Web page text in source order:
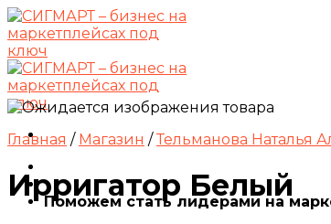
Skip
to
content
Поможем стать лидерами на
Главная / Магазин / Тельманова Наталья
Ирригатор Белый